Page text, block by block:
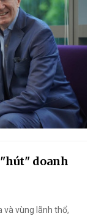
doanh
và vùng lãnh thổ,